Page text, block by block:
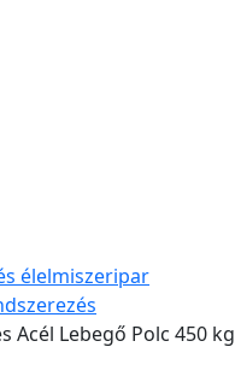
élelmiszeripar
Acél Lebegő Polc 450 kg